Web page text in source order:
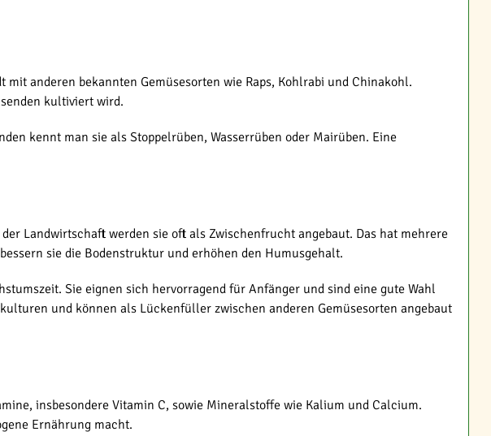
anderen bekannten Gemüsesorten wie Raps, Kohlrabi und Chinakohl.
kultiviert wird.
kennt man sie als Stoppelrüben, Wasserrüben oder Mairüben. Eine
Landwirtschaft werden sie oft als Zwischenfrucht angebaut. Das hat mehrere
sie die Bodenstruktur und erhöhen den Humusgehalt.
Sie eignen sich hervorragend für Anfänger und sind eine gute Wahl
und können als Lückenfüller zwischen anderen Gemüsesorten angebaut
insbesondere Vitamin C, sowie Mineralstoffe wie Kalium und Calcium.
Ernährung macht.